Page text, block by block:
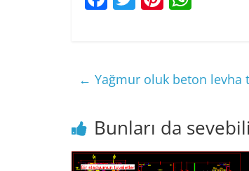
b
o
k
st A
p
← Yağmur oluk beton levha
Bunları da